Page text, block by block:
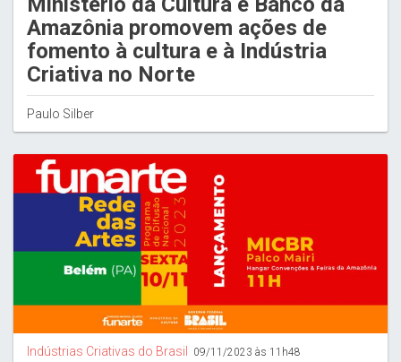
Amazônia promovem ações de
fomento à cultura e à Indústria
Criativa no Norte
Paulo Silber
Indústrias Criativas do Brasil 09/11/2023 às 11h48